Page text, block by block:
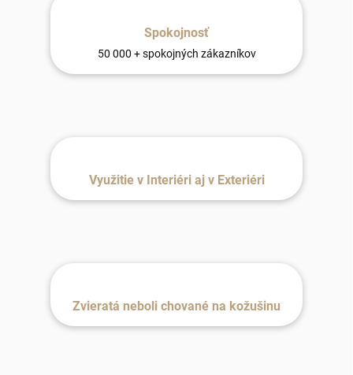
Spokojnosť
50 000 + spokojných zákazníkov
Využitie v Interiéri aj v Exteriéri
Zvieratá neboli chované na kožušinu